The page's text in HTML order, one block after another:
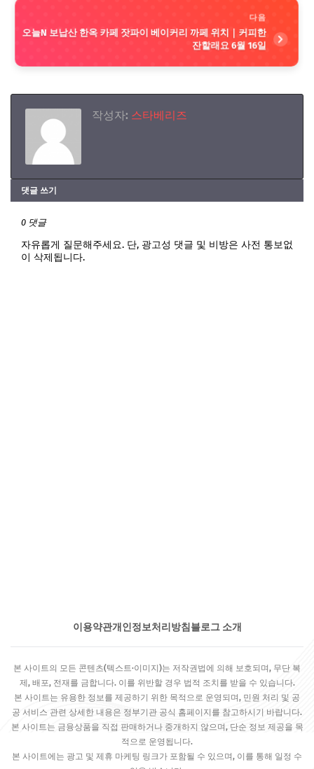
다음
오늘N 보납산 한옥 카페 잣파이 베이커리 까페 위치｜커피한
잔할래요 6월 16일
작성자: 스타베리즈
댓글 쓰기
0 댓글
자유롭게 질문해주세요. 단, 광고성 댓글 및 비방은 사전 통보없
이 삭제됩니다.
이용약관개인정보처리방침 블로그 소개
본 사이트의 모든 콘텐츠(텍스트·이미지)는 저작권법에 의해 보호되며, 무단 복
제, 배포, 전재를 금합니다. 이를 위반할 경우 법적 조치를 받을 수 있습니다.
본 사이트는 유용한 정보를 제공하기 위한 목적으로 운영되며, 민원 처리 및 공
공 서비스 관련 상세한 내용은 정부기관 공식 홈페이지를 참고하시기 바랍니다.
본 사이트는 금융상품을 직접 판매하거나 중개하지 않으며, 단순 정보 제공을 목
적으로 운영됩니다.
본 사이트에는 광고 및 제휴 마케팅 링크가 포함될 수 있으며, 이를 통해 일정 수